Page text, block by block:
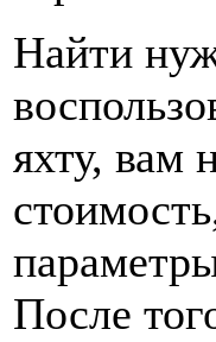
Найти
яхту, вам
После